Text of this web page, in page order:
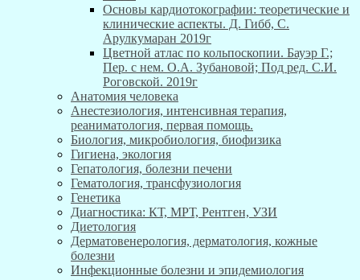
Основы кардиотокографии: теоретические и
клинические аспекты. Д. Гибб, С.
Арулкумаран 2019г
Цветной атлас по кольпоскопии. Бауэр Г.;
Пер. с нем. О.А. Зубановой; Под ред. С.И.
Роговской. 2019г
Анатомия человека
Анестезиология, интенсивная терапия,
реаниматология, первая помощь.
Биология, микробиология, биофизика
Гигиена, экология
Гепатология, болезни печени
Гематология, трансфузиология
Генетика
Диагностика: КТ, МРТ, Рентген, УЗИ
Диетология
Дерматовенерология, дерматология, кожные
болезни
Инфекционные болезни и эпидемиология